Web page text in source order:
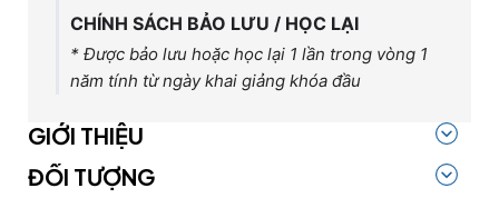
GIỚI THIỆU
ĐỐI TƯỢNG
CHÍNH SÁCH BẢO LƯU / HỌC LẠI
* Được bảo lưu hoặc học lại 1 lần trong vòng 1
năm tính từ ngày khai giảng khóa đầu